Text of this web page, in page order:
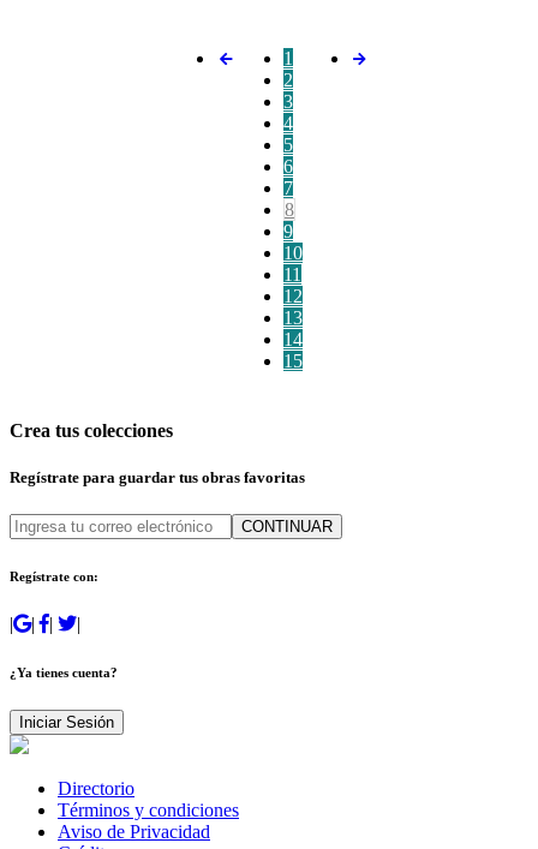
1
2
3
4
5
6
7
8
9
10
11
12
13
14
15
Crea tus colecciones
Regístrate para guardar tus obras favoritas
CONTINUAR
Regístrate con:
| | | |
¿Ya tienes cuenta?
Iniciar Sesión
Directorio
Términos y condiciones
Aviso de Privacidad